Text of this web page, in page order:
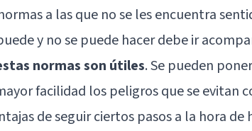
a las que no se les encuentra
y no se puede hacer debe ir
normas son útiles. Se pueden
facilidad los peligros que se evitan
de seguir ciertos pasos a la hora de